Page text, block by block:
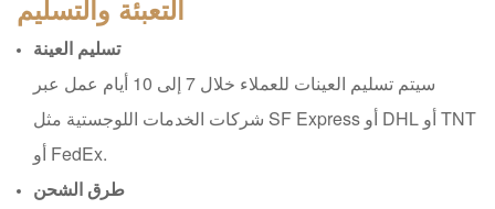
التعبئة والتسليم
تسليم العينة
سيتم تسليم العينات للعملاء خلال 7 إلى 10 أيام عمل عبر
شركات الخدمات اللوجستية مثل SF Express أو DHL أو TNT
أو FedEx.
طرق الشحن